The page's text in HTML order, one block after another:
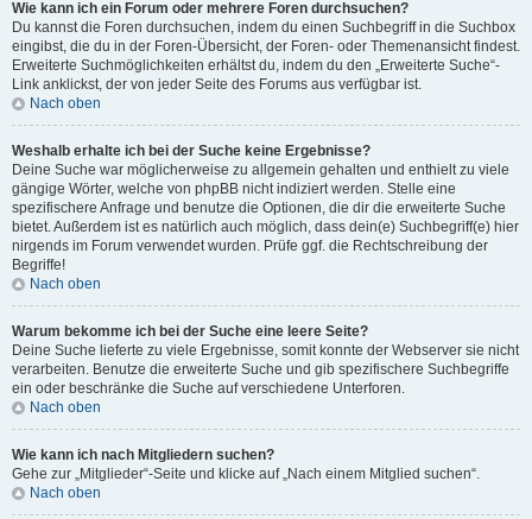
Wie kann ich ein Forum oder mehrere Foren durchsuchen?
Du kannst die Foren durchsuchen, indem du einen Suchbegriff in die Suchbox
eingibst, die du in der Foren-Übersicht, der Foren- oder Themenansicht findest.
Erweiterte Suchmöglichkeiten erhältst du, indem du den „Erweiterte Suche“-
Link anklickst, der von jeder Seite des Forums aus verfügbar ist.
Nach oben
Weshalb erhalte ich bei der Suche keine Ergebnisse?
Deine Suche war möglicherweise zu allgemein gehalten und enthielt zu viele
gängige Wörter, welche von phpBB nicht indiziert werden. Stelle eine
spezifischere Anfrage und benutze die Optionen, die dir die erweiterte Suche
bietet. Außerdem ist es natürlich auch möglich, dass dein(e) Suchbegriff(e) hier
nirgends im Forum verwendet wurden. Prüfe ggf. die Rechtschreibung der
Begriffe!
Nach oben
Warum bekomme ich bei der Suche eine leere Seite?
Deine Suche lieferte zu viele Ergebnisse, somit konnte der Webserver sie nicht
verarbeiten. Benutze die erweiterte Suche und gib spezifischere Suchbegriffe
ein oder beschränke die Suche auf verschiedene Unterforen.
Nach oben
Wie kann ich nach Mitgliedern suchen?
Gehe zur „Mitglieder“-Seite und klicke auf „Nach einem Mitglied suchen“.
Nach oben